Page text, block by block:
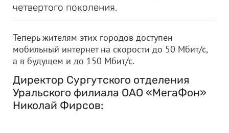
четвертого поколения.
Теперь жителям этих городов доступен
мобильный интернет на скорости до 50 Мбит/с,
а в будущем и до 150 Мбит/с.
Директор Сургутского отделения
Уральского филиала ОАО «МегаФон»
Николай Фирсов: